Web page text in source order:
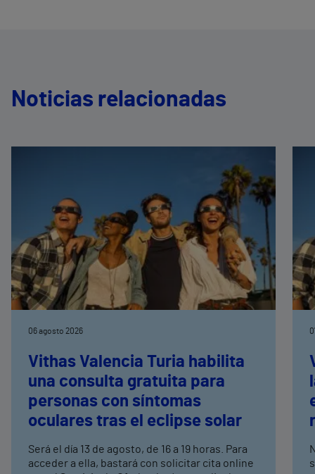
Noticias relacionadas
06 agosto 2026
Vithas Valencia Turia habilita
una consulta gratuita para
personas con síntomas
oculares tras el eclipse solar
Será el día 13 de agosto, de 16 a 19 horas. Para
acceder a ella, bastará con solicitar cita online